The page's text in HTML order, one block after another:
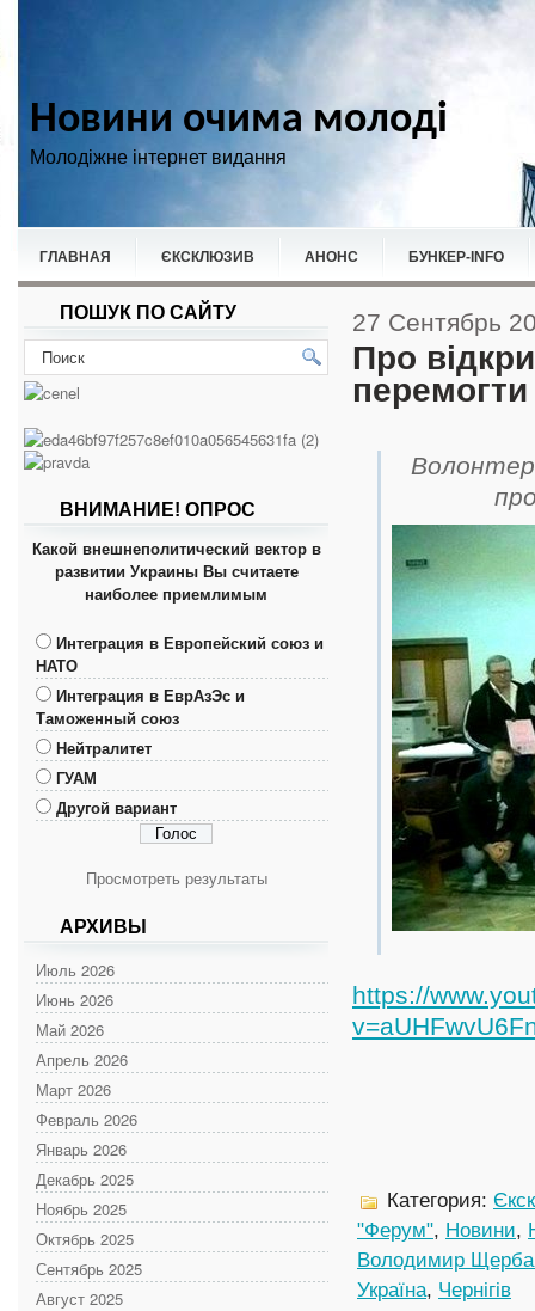
Новини очима молоді
Молодіжне інтернет видання
ГЛАВНАЯ ЄКСКЛЮЗИВ АНОНС БУНКЕР-ІNFO
НОВИНИ СПОРТ
ПОШУК ПО САЙТУ
ВНИМАНИЕ! ОПРОС
Какой внешнеполитический вектор в
развитии Украины Вы считаете
наиболее приемлимым
Интеграция в Европейский союз и
НАТО
Интеграция в ЕврАзЭс и
Таможенный союз
Нейтралитет
ГУАМ
Другой вариант
Просмотреть результаты
АРХИВЫ
Июль 2026
Июнь 2026
Май 2026
Апрель 2026
Март 2026
Февраль 2026
Январь 2026
Декабрь 2025
Ноябрь 2025
Октябрь 2025
Сентябрь 2025
Август 2025
27 Сентябрь
Про
перемогти
https://
Категория:
"Ферум", Новини,
Володимир
Україна, Чернігів